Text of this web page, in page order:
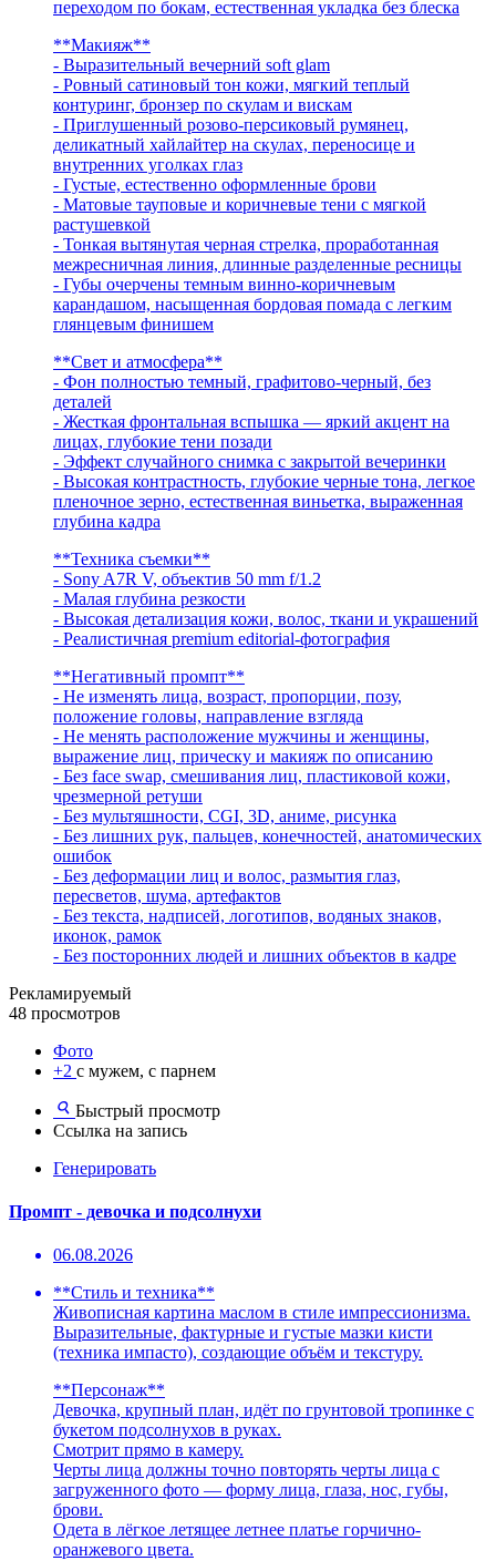
переходом по бокам, естественная укладка без блеска
**Макияж**
- Выразительный вечерний soft glam
- Ровный сатиновый тон кожи, мягкий теплый
контуринг, бронзер по скулам и вискам
- Приглушенный розово-персиковый румянец,
деликатный хайлайтер на скулах, переносице и
внутренних уголках глаз
- Густые, естественно оформленные брови
- Матовые тауповые и коричневые тени с мягкой
растушевкой
- Тонкая вытянутая черная стрелка, проработанная
межресничная линия, длинные разделенные ресницы
- Губы очерчены темным винно-коричневым
карандашом, насыщенная бордовая помада с легким
глянцевым финишем
**Свет и атмосфера**
- Фон полностью темный, графитово-черный, без
деталей
- Жесткая фронтальная вспышка — яркий акцент на
лицах, глубокие тени позади
- Эффект случайного снимка с закрытой вечеринки
- Высокая контрастность, глубокие черные тона, легкое
пленочное зерно, естественная виньетка, выраженная
глубина кадра
**Техника съемки**
- Sony A7R V, объектив 50 mm f/1.2
- Малая глубина резкости
- Высокая детализация кожи, волос, ткани и украшений
- Реалистичная premium editorial-фотография
**Негативный промпт**
- Не изменять лица, возраст, пропорции, позу,
положение головы, направление взгляда
- Не менять расположение мужчины и женщины,
выражение лиц, прическу и макияж по описанию
- Без face swap, смешивания лиц, пластиковой кожи,
чрезмерной ретуши
- Без мультяшности, CGI, 3D, аниме, рисунка
- Без лишних рук, пальцев, конечностей, анатомических
ошибок
- Без деформации лиц и волос, размытия глаз,
пересветов, шума, артефактов
- Без текста, надписей, логотипов, водяных знаков,
иконок, рамок
- Без посторонних людей и лишних объектов в кадре
Рекламируемый
48 просмотров
Фото
+2 с мужем, с парнем
Быстрый просмотр
Ссылка на запись
Генерировать
Промпт - девочка и подсолнухи
06.08.2026
**Стиль и техника**
Живописная картина маслом в стиле импрессионизма.
Выразительные, фактурные и густые мазки кисти
(техника импасто), создающие объём и текстуру.
**Персонаж**
Девочка, крупный план, идёт по грунтовой тропинке с
букетом подсолнухов в руках.
Смотрит прямо в камеру.
Черты лица должны точно повторять черты лица с
загруженного фото — форму лица, глаза, нос, губы,
брови.
Одета в лёгкое летящее летнее платье горчично-
оранжевого цвета.